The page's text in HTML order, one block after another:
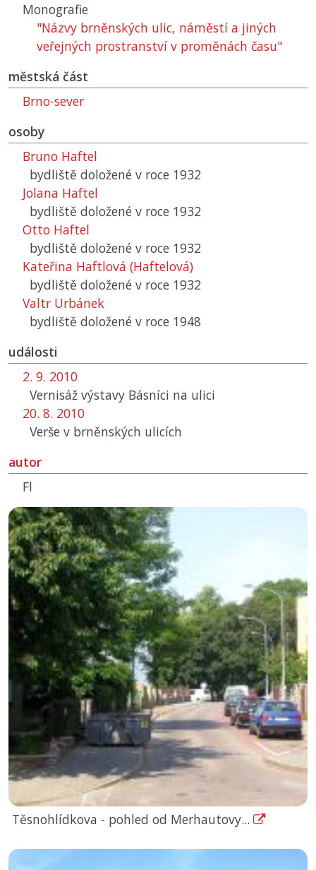
Monografie
"Názvy brněnských ulic, náměstí a jiných
veřejných prostranství v proměnách času"
městská část
Brno-sever
osoby
Bruno Haftel
bydliště doložené v roce 1932
Jolana Haftel
bydliště doložené v roce 1932
Otto Haftel
bydliště doložené v roce 1932
Kateřina Haftlová (Haftelová)
bydliště doložené v roce 1932
Valtr Urbánek
bydliště doložené v roce 1948
události
2. 9. 2010
Vernisáž výstavy Básníci na ulici
20. 8. 2010
Verše v brněnských ulicích
autor
Fl
Těsnohlídkova - pohled od Merhautovy...